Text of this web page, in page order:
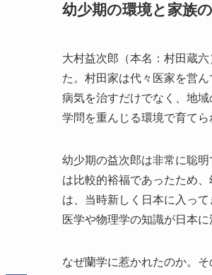
幼少期の環境と家族
大村益次郎（本名：村田蔵
た。村田家は代々医家を営
病気を治すだけでなく、地
学問を重んじる環境で育てら
幼少期の益次郎は非常に聡
は比較的裕福であったため
は、当時新しく日本に入っ
医学や物理学の知識が日本
なぜ蘭学に惹かれたのか。